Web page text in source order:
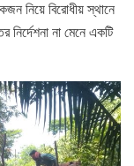
নিয়ে বিরোধীয় স্থানে
না মেনে একটি